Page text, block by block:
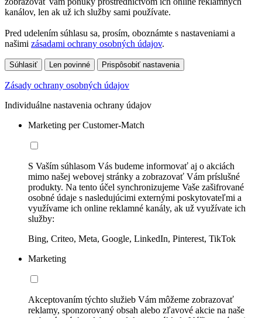
kanálov, len ak už ich služby sami používate.
Pred udelením súhlasu sa, prosím, oboznámte s nastaveniami a
našimi zásadami ochrany osobných údajov.
Súhlasiť Len povinné Prispôsobiť nastavenia
Zásady ochrany osobných údajov
Individuálne nastavenia ochrany údajov
Marketing per Customer-Match
S Vaším súhlasom Vás budeme informovať aj o akciách
mimo našej webovej stránky a zobrazovať Vám príslušné
produkty. Na tento účel synchronizujeme Vaše zašifrované
osobné údaje s nasledujúcimi externými poskytovateľmi a
využívame ich online reklamné kanály, ak už využívate ich
služby:
Bing, Criteo, Meta, Google, LinkedIn, Pinterest, TikTok
Marketing
Akceptovaním týchto služieb Vám môžeme zobrazovať
reklamy, sponzorovaný obsah alebo zľavové akcie na naše